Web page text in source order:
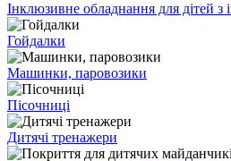
Інклюзивне обладнання для дітей
Гойдалки
Машинки, паровозики
Пісочниці
Дитячі тренажери